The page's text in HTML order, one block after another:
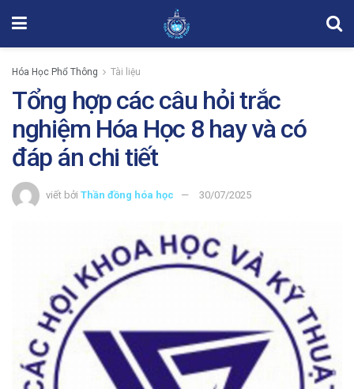
Hóa Học Phổ Thông Tài liệu
Tổng hợp các câu hỏi trắc
nghiệm Hóa Học 8 hay và có
đáp án chi tiết
viết bởi Thần đồng hóa học 30/07/2025